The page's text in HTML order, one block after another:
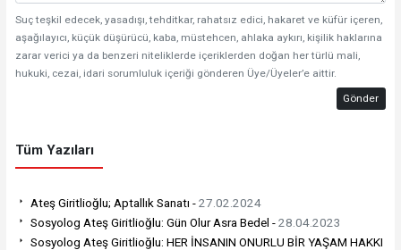
Suç teşkil edecek, yasadışı, tehditkar, rahatsız edici, hakaret ve küfür içeren,
aşağılayıcı, küçük düşürücü, kaba, müstehcen, ahlaka aykırı, kişilik haklarına
zarar verici ya da benzeri niteliklerde içeriklerden doğan her türlü mali,
hukuki, cezai, idari sorumluluk içeriği gönderen Üye/Üyeler’e aittir.
Gönder
Tüm Yazıları
Ateş Giritlioğlu; Aptallık Sanatı -27.02.2024
Sosyolog Ateş Giritlioğlu: Gün Olur Asra Bedel -28.04.2023
Sosyolog Ateş Giritlioğlu: HER İNSANIN ONURLU BİR YAŞAM HAKKI